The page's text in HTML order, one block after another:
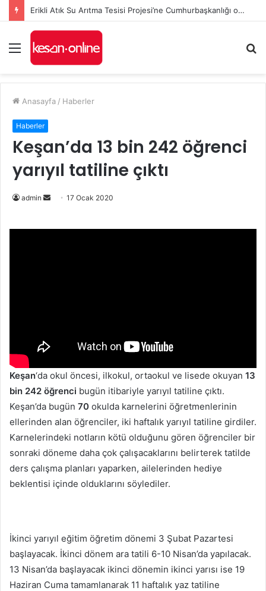
Erikli Atık Su Arıtma Tesisi Projesi’ne Cumhurbaşkanlığı onayı
Menü
...
Anasayfa / Haberler
Haberler
Keşan’da 13 bin 242 öğrenci
yarıyıl tatiline çıktı
admin
Bir
17 Ocak 2020
Keşan‘da okul öncesi, ilkokul, ortaokul ve lisede okuyan 13
bin 242 öğrenci bugün itibariyle yarıyıl tatiline çıktı.
Keşan’da bugün 70 okulda karnelerini öğretmenlerinin
ellerinden alan öğrenciler, iki haftalık yarıyıl tatiline girdiler.
Karnelerindeki notların kötü olduğunu gören öğrenciler bir
sonraki döneme daha çok çalışacaklarını belirterek tatilde
ders çalışma planları yaparken, ailelerinden hediye
beklentisi içinde olduklarını söylediler.
İkinci yarıyıl eğitim öğretim dönemi 3 Şubat Pazartesi
başlayacak. İkinci dönem ara tatili 6-10 Nisan’da yapılacak.
13 Nisan’da başlayacak ikinci dönemin ikinci yarısı ise 19
Haziran Cuma tamamlanarak 11 haftalık yaz tatiline